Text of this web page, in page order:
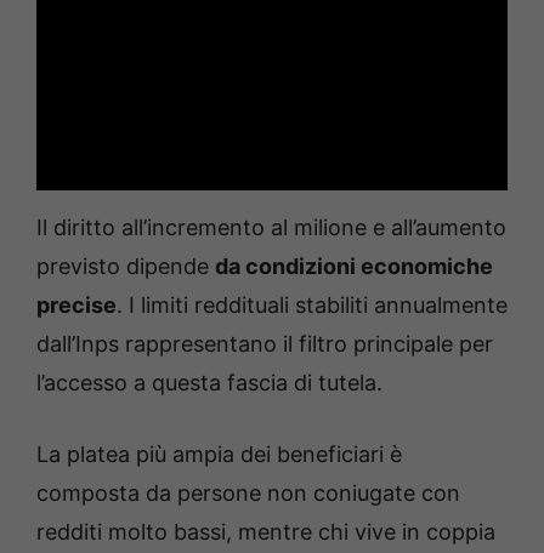
Il diritto all’incremento al milione e all’aumento
previsto dipende da condizioni economiche
precise. I limiti reddituali stabiliti annualmente
dall’Inps rappresentano il filtro principale per
l’accesso a questa fascia di tutela.
La platea più ampia dei beneficiari è
composta da persone non coniugate con
redditi molto bassi, mentre chi vive in coppia